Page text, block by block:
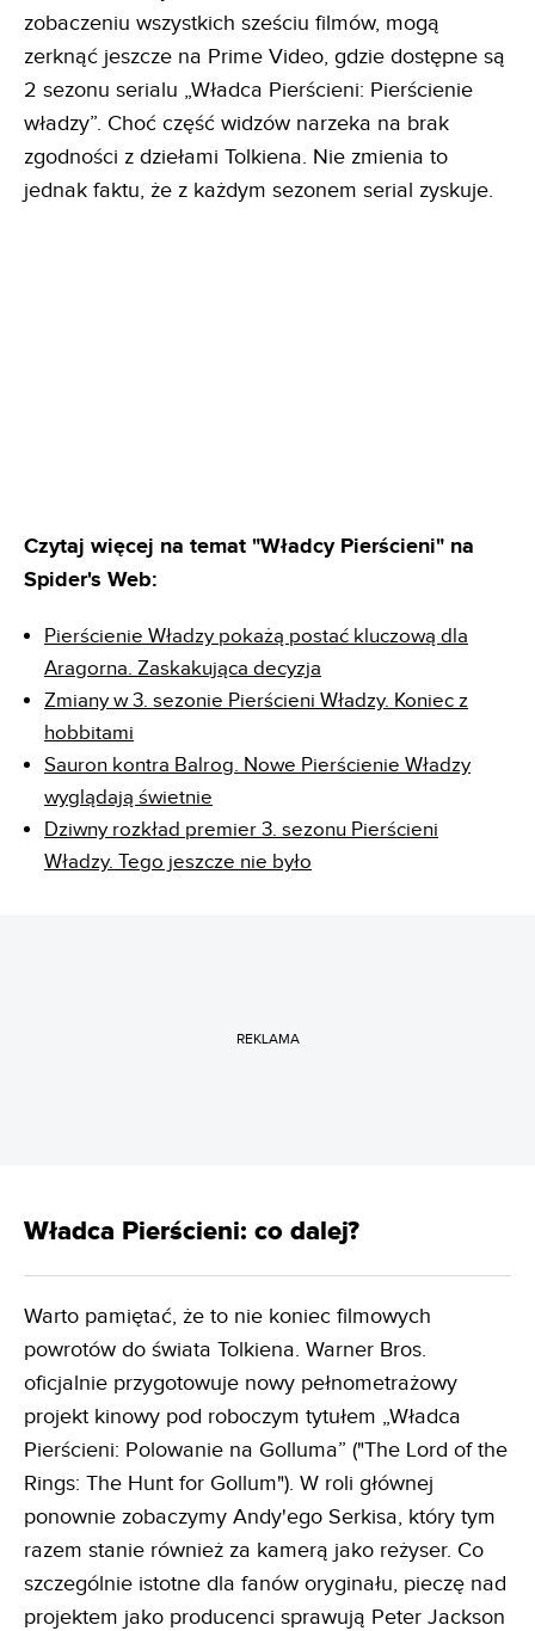
zobaczeniu wszystkich sześciu filmów, mogą
zerknąć jeszcze na Prime Video, gdzie dostępne są
2 sezonu serialu „Władca Pierścieni: Pierścienie
władzy”. Choć część widzów narzeka na brak
zgodności z dziełami Tolkiena. Nie zmienia to
jednak faktu, że z każdym sezonem serial zyskuje.
Czytaj więcej na temat "Władcy Pierścieni" na
Spider's Web:
Pierścienie Władzy pokażą postać kluczową dla
Aragorna. Zaskakująca decyzja
Zmiany w 3. sezonie Pierścieni Władzy. Koniec z
hobbitami
Sauron kontra Balrog. Nowe Pierścienie Władzy
wyglądają świetnie
Dziwny rozkład premier 3. sezonu Pierścieni
Władzy. Tego jeszcze nie było
REKLAMA
Władca Pierścieni: co dalej?
Warto pamiętać, że to nie koniec filmowych
powrotów do świata Tolkiena. Warner Bros.
oficjalnie przygotowuje nowy pełnometrażowy
projekt kinowy pod roboczym tytułem „Władca
Pierścieni: Polowanie na Golluma” ("The Lord of the
Rings: The Hunt for Gollum"). W roli głównej
ponownie zobaczymy Andy'ego Serkisa, który tym
razem stanie również za kamerą jako reżyser. Co
szczególnie istotne dla fanów oryginału, pieczę nad
projektem jako producenci sprawują Peter Jackson